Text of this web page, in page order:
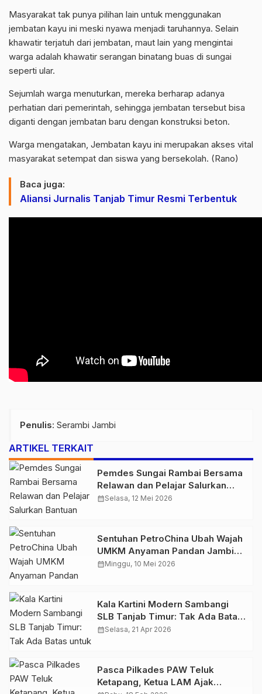
Masyarakat tak punya pilihan lain untuk menggunakan
jembatan kayu ini meski nyawa menjadi taruhannya. Selain
khawatir terjatuh dari jembatan, maut lain yang mengintai
warga adalah khawatir serangan binatang buas di sungai
seperti ular.
Sejumlah warga menuturkan, mereka berharap adanya
perhatian dari pemerintah, sehingga jembatan tersebut bisa
diganti dengan jembatan baru dengan konstruksi beton.
Warga mengatakan, Jembatan kayu ini merupakan akses vital
masyarakat setempat dan siswa yang bersekolah. (Rano)
Baca juga:
Aliansi Jurnalis Tanjab Timur Resmi Terbentuk
Penulis: Serambi Jambi
ARTIKEL TERKAIT
Pemdes Sungai Rambai Bersama
Relawan dan Pelajar Salurkan
Bantuan untuk Korban Kebakaran
calendar_monthSelasa, 12 Mei 2026
Sentuhan PetroChina Ubah Wajah
UMKM Anyaman Pandan Jambi
Jadi Lebih Berkelas
calendar_monthMinggu, 10 Mei 2026
Kala Kartini Modern Sambangi
SLB Tanjab Timur: Tak Ada Batas
untuk Meraih Mimpi
calendar_monthSelasa, 21 Apr 2026
Pasca Pilkades PAW Teluk
Ketapang, Ketua LAM Ajak